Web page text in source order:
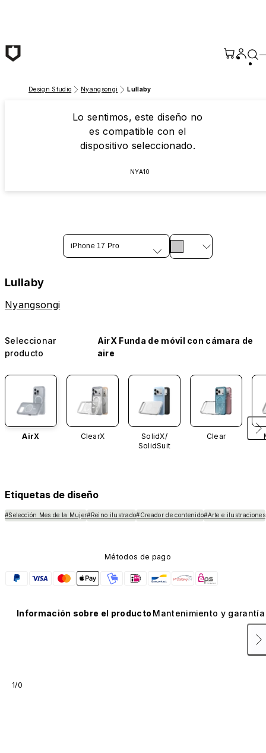
Design Studio Nyangsongi Lullaby
Lo sentimos, este diseño no
es compatible con el
dispositivo seleccionado.
NYA10
iPhone 17 Pro
Lullaby
Nyangsongi
Seleccionar
producto
AirX Funda de móvil con cámara de
aire
AirX ClearX
SolidX/
SolidSuit
Clear
Etiquetas de diseño
#Selección Mes de la Mujer#Reino ilustrado#Creador de contenido#Arte e ilustraciones
Métodos de pago
Información sobre el producto Mantenimiento y garantía
1/0